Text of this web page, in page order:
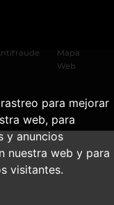
para mejorar
web, para
y anuncios
nuestra web y para
visitantes.
Mapa
Web